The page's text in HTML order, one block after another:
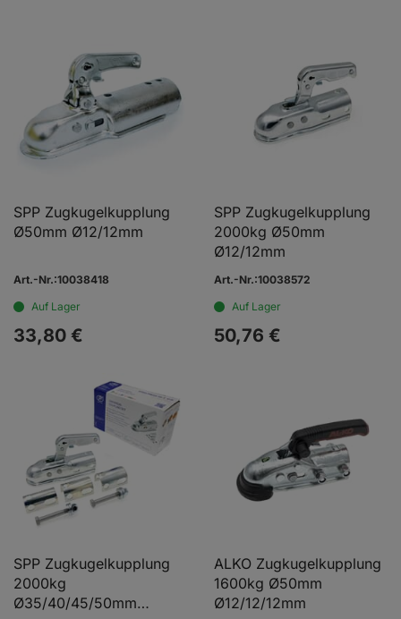
SPP Zugkugelkupplung
Ø50mm Ø12/12mm
Art.-Nr.:10038418
Auf Lager
33,80 €
SPP Zugkugelkupplung
2000kg Ø50mm
Ø12/12mm
Art.-Nr.:10038572
Auf Lager
50,76 €
SPP Zugkugelkupplung
2000kg
Ø35/40/45/50mm
ALKO Zugkugelkupplung
1600kg Ø50mm
Ø12/12/12mm